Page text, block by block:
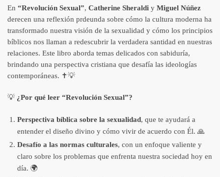
En “Revolución Sexual”, Catherine Sheraldi y Miguel Núñez
derecen una reflexión prdeunda sobre cómo la cultura moderna ha
transformado nuestra visión de la sexualidad y cómo los principios
bíblicos nos llaman a redescubrir la verdadera santidad en nuestras
relaciones. Este libro aborda temas delicados con sabiduría,
brindando una perspectiva cristiana que desafía las ideologías
contemporáneas. ✝️💡
💡 ¿Por qué leer “Revolución Sexual”?
Perspectiva bíblica sobre la sexualidad, que te ayudará a
entender el diseño divino y cómo vivir de acuerdo con Él. 🙏
Desafío a las normas culturales, con un enfoque valiente y
claro sobre los problemas que enfrenta nuestra sociedad hoy en
día. 🌍